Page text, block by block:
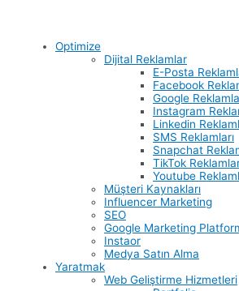
Optimize
Dijital Reklamlar
E-Posta
Facebook
Google
Instagram
Linkedin
SMS Reklamları
Snapchat
TikTok
Youtube
Müşteri Kaynakları
Influencer Marketing
SEO
Google Marketing
Instaor
Medya Satın Alma
Yaratmak
Web Geliştirme Hizmetleri